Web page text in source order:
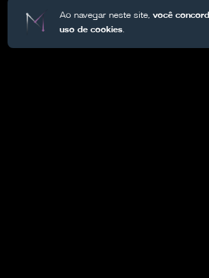
Ao navegar neste site,você
uso de cookies.